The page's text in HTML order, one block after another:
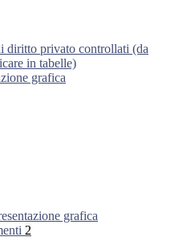
diritto privato controllati (da
in tabelle)
grafica
grafica
2